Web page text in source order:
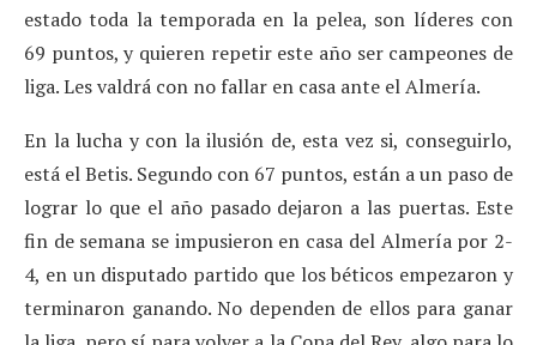
estado toda la temporada en la pelea, son líderes con
69 puntos, y quieren repetir este año ser campeones de
liga. Les valdrá con no fallar en casa ante el Almería.
En la lucha y con la ilusión de, esta vez si, conseguirlo,
está el Betis. Segundo con 67 puntos, están a un paso de
lograr lo que el año pasado dejaron a las puertas. Este
fin de semana se impusieron en casa del Almería por 2-
4, en un disputado partido que los béticos empezaron y
terminaron ganando. No dependen de ellos para ganar